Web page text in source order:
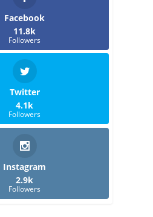
Facebook
11.8k
Followers
Twitter
4.1k
Followers
Instagram
2.9k
Followers